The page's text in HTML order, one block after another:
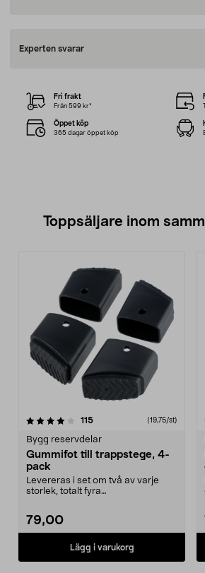
Experten svarar
Fri frakt
Från 599 kr*
Öppet köp
365 dagar öppet köp
Toppsäljare inom
115recensioner (19,75/st)
Bygg reservdelar
Gummifot till trappstege, 4-
pack
Levereras i set om två av varje
storlek, totalt fyra
79,00
Lägg i varukorg
4.0 av 5 stjärnor